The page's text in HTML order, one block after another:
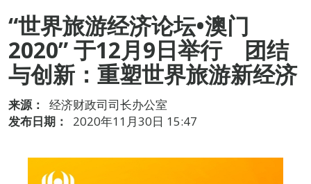
“世界旅游经济论坛•澳门
2020” 于12月9日举行 团结
与创新：重塑世界旅游新经济
来源：
经济财政司司长办公室
发布日期：
2020年11月30日 15:47